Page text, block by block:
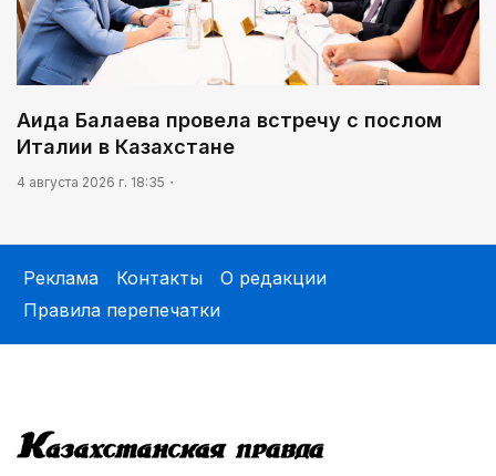
Аида Балаева провела встречу с послом
Италии в Казахстане
4 августа 2026 г. 18:35
Реклама Контакты
О редакции
Правила перепечатки